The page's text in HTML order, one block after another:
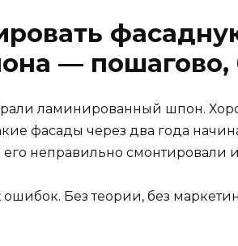
— пошагово,
ламинированный шпон.
фасады через два года
его неправильно смонтировали
Без теории, без